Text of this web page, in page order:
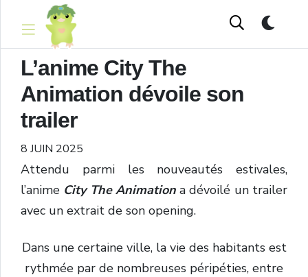
L’anime City The
Animation dévoile son
trailer
8 JUIN 2025
Attendu parmi les nouveautés estivales,
l’anime City The Animation a dévoilé un trailer
avec un extrait de son opening.
Dans une certaine ville, la vie des habitants est
rythmée par de nombreuses péripéties, entre